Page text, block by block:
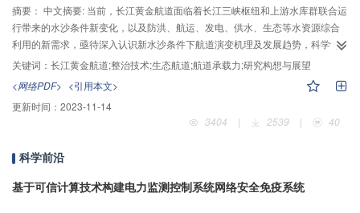
术。结合关键科学问题的内涵，提出五大重点研究内容：1）深部岩体原位力学
行为和地应力环境；2）深部采动岩体力学及多场多相渗流理论；3）深部采动
应力场-能量场演化规律；4）深部岩体变形监测、安全预警与稳定控制；5）深
部矿产资源生态化协同高效开采理论与技术。最后，将五大重点研究内容细分
性分析与控制；3）深部地应力环境与灾害动力学；4）深部强扰动和强时效下
多场多相渗流理论；5）深部采动应力场-能量场分析、模拟与可视化；6）深部
高应力诱导与能量调控理论；7）深部采动岩层变形监测预警与控制；8）深部
内容，初步构建了深部岩体力学与开采理论研究体系，以期为未来中国深部矿
摘要： 中文摘要: 当前，长江黄金航道面临着长江三峡枢纽和上游水库群联合运
行带来的水沙条件新变化，以及防洪、航运、发电、供水、生态等水资源综合
利用的新需求，亟待深入认识新水沙条件下航道演变机理及发展趋势，科学评
估航道承载力及提升潜力，系统研发水资源综合高效利用目标下的航道整治技
术，有效促进航道整治与生态环境保护的协调融合。"长江黄金航道整治技术研
究与示范项目"以提高航道通过能力，实现长江航道资源高效利用为目标，凝练
了四大关键科学和技术问题：1）水沙变化条件下长江航道演变机理及发展趋
势；2）长江重要生物-生境对航道整治工程的响应机制；3）多因素影响下长江
技术。结合关键科学问题和技术内涵，提出五大重点研究内容：1）研究长江不
同类型河段复杂动力过程与滩槽演变的相互作用机理，预测长江航道演变趋
势；2）研究长江生态航道的架构及评价体系；3）评估多功能河流航道承载力
关键词： 长江黄金航道;整治技术;生态航道;航道承载力;研究构想与展望
<网络PDF> <引用本文>
更新时间： 2023-11-14
3404
| 2539 | 40
科学前沿
基于可信计算技术构建电力监测控制系统网络安全免疫系统